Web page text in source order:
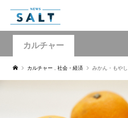
カルチャー
カルチャー 社会・経済 みかん・もや